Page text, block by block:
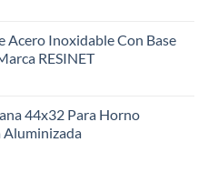
Acero Inoxidable Con Base
RESINET
44x32 Para Horno
Aluminizada